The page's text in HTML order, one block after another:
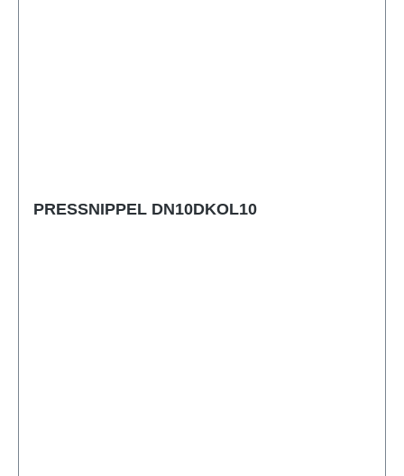
PRESSNIPPEL DN10DKOL10